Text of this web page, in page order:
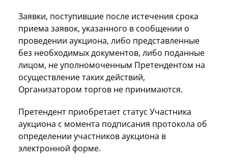
Заявки, поступившие после истечения срока
приема заявок, указанного в сообщении о
проведении аукциона, либо представленные
без необходимых документов, либо поданные
лицом, не уполномоченным Претендентом на
осуществление таких действий,
Организатором торгов не принимаются.
Претендент приобретает статус Участника
аукциона с момента подписания протокола об
определении участников аукциона в
электронной форме.